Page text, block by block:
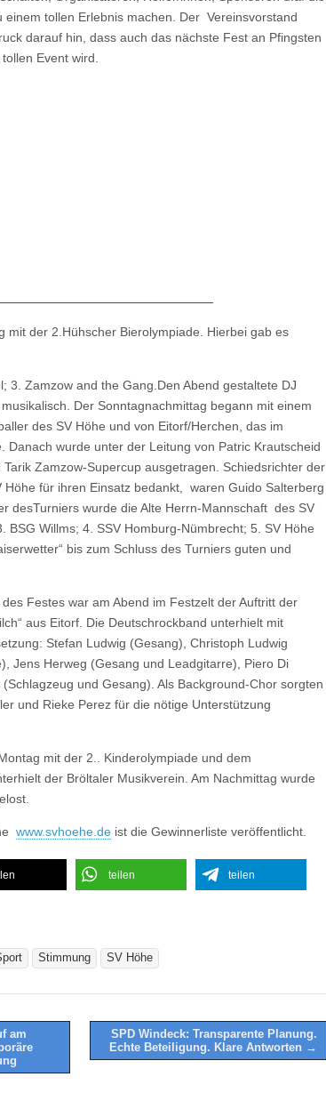
einem tollen Erlebnis machen. Der Vereinsvorstand
darauf hin, dass auch das nächste Fest an Pfingsten
Event wird.
mit der 2.Hühscher Bierolympiade. Hierbei gab es
3. Zamzow and the Gang.Den Abend gestaltete DJ
Der Sonntagnachmittag begann mit einem
des SV Höhe und von Eitorf/Herchen, das im
Danach wurde unter der Leitung von Patric Krautscheid
Zamzow-Supercup ausgetragen. Schiedsrichter der
Höhe für ihren Einsatz bedankt, waren Guido Salterberg
desTurniers wurde die Alte Herrn-Mannschaft des SV
BSG Willms; 4. SSV Homburg-Nümbrecht; 5. SV Höhe
bis zum Schluss des Turniers guten und
Festes war am Abend im Festzelt der Auftritt der
aus Eitorf. Die Deutschrockband unterhielt mit
Stefan Ludwig (Gesang), Christoph Ludwig
Jens Herweg (Gesang und Leadgitarre), Piero Di
und Gesang). Als Background-Chor sorgten
und Rieke Perez für die nötige Unterstützung
mit der 2.. Kinderolympiade und dem
der Bröltaler Musikverein. Am Nachmittag wurde
www.svhoehe.de ist die Gewinnerliste veröffentlicht.
teilen teilen
Stimmung SV Höhe
am
SPD Windeck: Transparente Planung.
Echte Beteiligung. Klare Antworten →